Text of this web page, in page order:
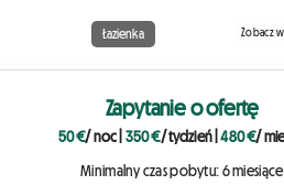
Łazienka Zobacz
Zapytanie o ofertę
50 €/ noc 350 €/ tydzień|480 €/
Minimalny czas pobytu: 6 miesiące